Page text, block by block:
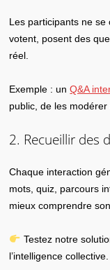
Les participants ne se
votent, posent des
réel.
Exemple : unQ&A
public, de les modérer
2. Recueillir des
Chaque interaction
mots, quiz, parcours
mieux comprendre
Testez notre
l’intelligence collective.